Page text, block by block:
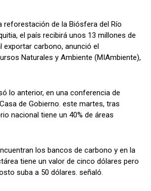
X WhatsApp
Síganos
X WhatsApp
Síganos
reforestación de la Biósfera del Río
el país recibirá unos 13 millones de
exportar carbono, anunció el
Naturales y Ambiente (MIAmbiente),
lo anterior, en una conferencia de
de Gobierno. este martes, tras
nacional tiene un 40% de áreas
los bancos de carbono y en la
tiene un valor de cinco dólares pero
suba a 50 dólares. señaló.